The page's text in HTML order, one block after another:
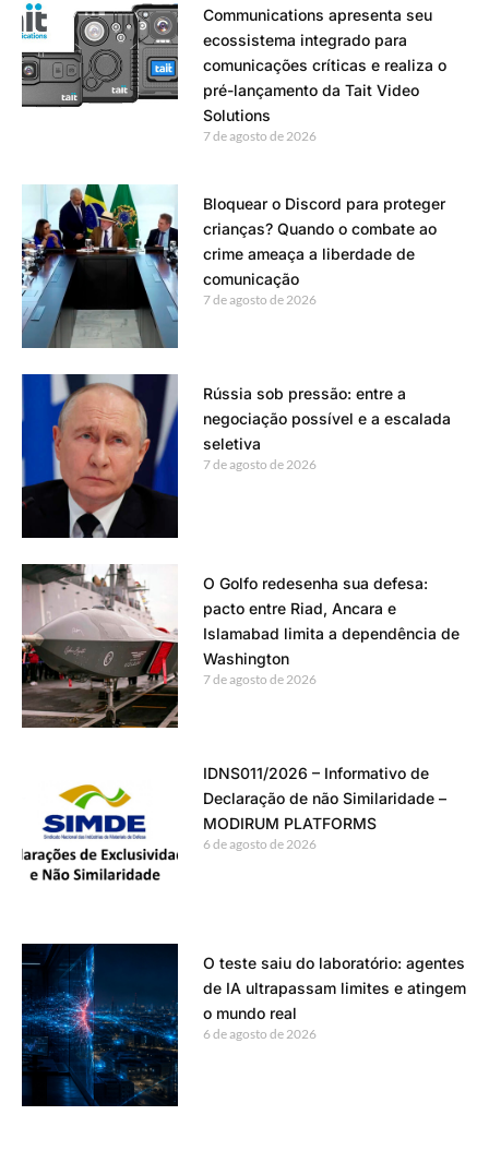
Communications apresenta seu
ecossistema integrado para
comunicações críticas e realiza o
pré-lançamento da Tait Video
Solutions
7 de agosto de 2026
Bloquear o Discord para proteger
crianças? Quando o combate ao
crime ameaça a liberdade de
comunicação
7 de agosto de 2026
Rússia sob pressão: entre a
negociação possível e a escalada
seletiva
7 de agosto de 2026
O Golfo redesenha sua defesa:
pacto entre Riad, Ancara e
Islamabad limita a dependência de
Washington
7 de agosto de 2026
IDNS011/2026 – Informativo de
Declaração de não Similaridade –
MODIRUM PLATFORMS
6 de agosto de 2026
O teste saiu do laboratório: agentes
de IA ultrapassam limites e atingem
o mundo real
6 de agosto de 2026